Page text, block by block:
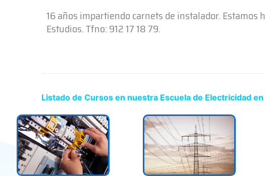
16 años impartiendo carnets de instalador.
Estudios. Tfno: 912 17 18 79.
Listado de Cursos en nuestra Escuela de Electricidad